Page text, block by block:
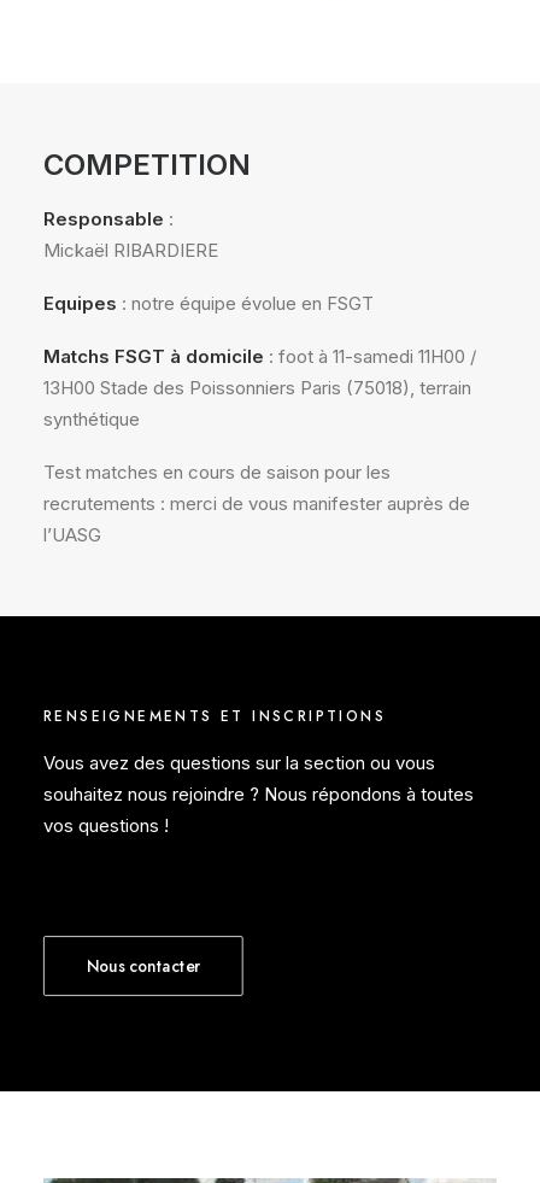
COMPETITION
Responsable :
Mickaël RIBARDIERE
Equipes : notre équipe évolue en FSGT
Matchs FSGT à domicile : foot à 11-samedi 11H00 /
13H00 Stade des Poissonniers Paris (75018), terrain
synthétique
Test matches en cours de saison pour les
recrutements : merci de vous manifester auprès de
l’UASG
RENSEIGNEMENTS ET INSCRIPTIONS
Vous avez des questions sur la section ou vous
souhaitez nous rejoindre ? Nous répondons à toutes
vos questions !
Nous contacter